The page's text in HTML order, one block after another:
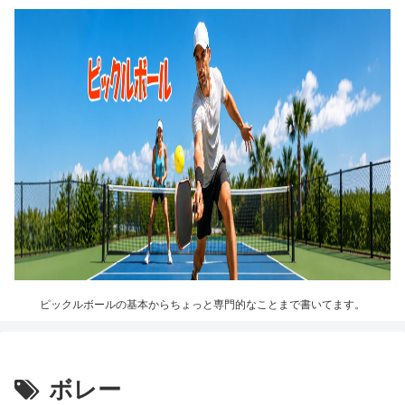
ピックルボールの基本からちょっと専門的なことまで書いてます。
ボレー